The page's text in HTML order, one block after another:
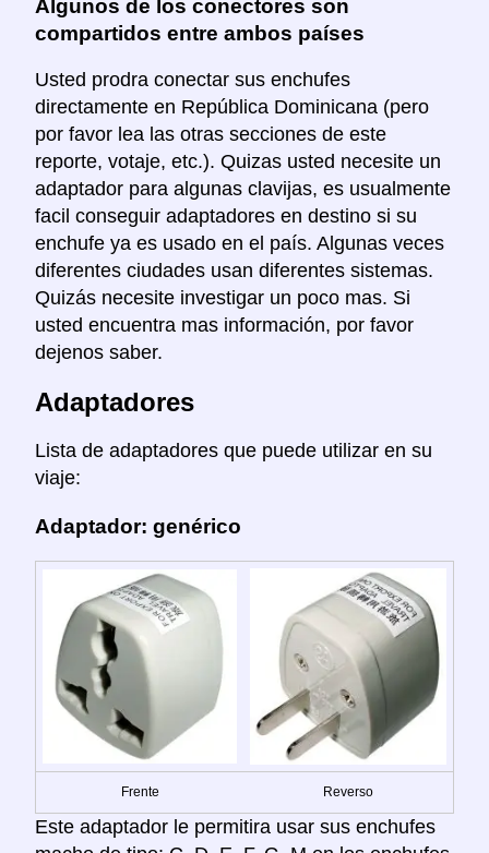
Algunos de los conectores son
compartidos entre ambos países
Usted prodra conectar sus enchufes
directamente en República Dominicana (pero
por favor lea las otras secciones de este
reporte, votaje, etc.). Quizas usted necesite un
adaptador para algunas clavijas, es usualmente
facil conseguir adaptadores en destino si su
enchufe ya es usado en el país. Algunas veces
diferentes ciudades usan diferentes sistemas.
Quizás necesite investigar un poco mas. Si
usted encuentra mas información, por favor
dejenos saber.
Adaptadores
Lista de adaptadores que puede utilizar en su
viaje:
Adaptador: genérico
Frente Reverso
Este adaptador le permitira usar sus enchufes